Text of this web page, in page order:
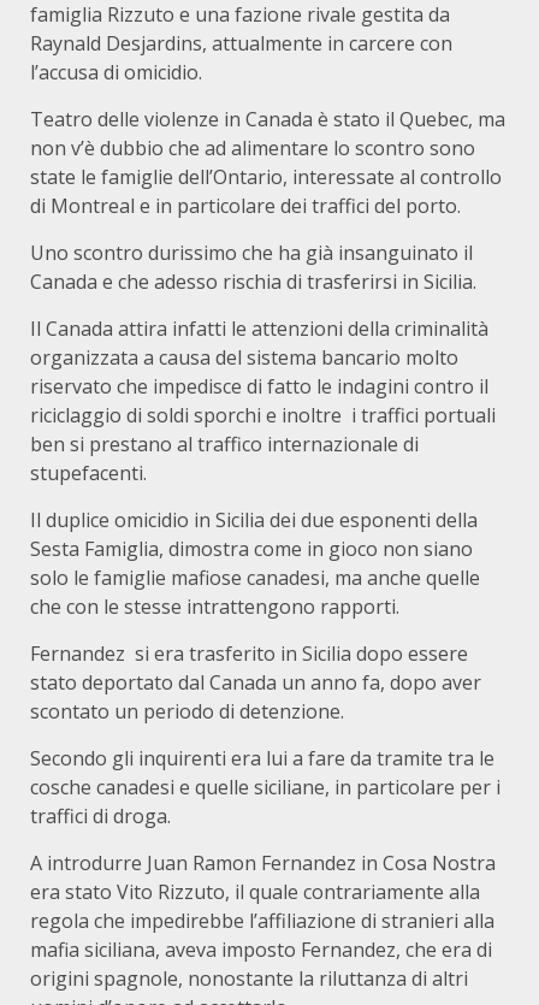
famiglia Rizzuto e una fazione rivale gestita da
Raynald Desjardins, attualmente in carcere con
l’accusa di omicidio.
Teatro delle violenze in Canada è stato il Quebec, ma
non v’è dubbio che ad alimentare lo scontro sono
state le famiglie dell’Ontario, interessate al controllo
di Montreal e in particolare dei traffici del porto.
Uno scontro durissimo che ha già insanguinato il
Canada e che adesso rischia di trasferirsi in Sicilia.
Il Canada attira infatti le attenzioni della criminalità
organizzata a causa del sistema bancario molto
riservato che impedisce di fatto le indagini contro il
riciclaggio di soldi sporchi e inoltre i traffici portuali
ben si prestano al traffico internazionale di
stupefacenti.
Il duplice omicidio in Sicilia dei due esponenti della
Sesta Famiglia, dimostra come in gioco non siano
solo le famiglie mafiose canadesi, ma anche quelle
che con le stesse intrattengono rapporti.
Fernandez si era trasferito in Sicilia dopo essere
stato deportato dal Canada un anno fa, dopo aver
scontato un periodo di detenzione.
Secondo gli inquirenti era lui a fare da tramite tra le
cosche canadesi e quelle siciliane, in particolare per i
traffici di droga.
A introdurre Juan Ramon Fernandez in Cosa Nostra
era stato Vito Rizzuto, il quale contrariamente alla
regola che impedirebbe l’affiliazione di stranieri alla
mafia siciliana, aveva imposto Fernandez, che era di
origini spagnole, nonostante la riluttanza di altri